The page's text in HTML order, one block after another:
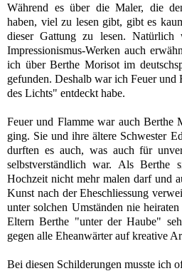
Während es über die Maler, die
haben, viel zu lesen gibt, gibt es
dieser Gattung zu lesen. Natürlich
Impressionismus-Werken auch
ich über Berthe Morisot im
gefunden. Deshalb war ich Feuer
des Lichts" entdeckt habe.
Feuer und Flamme war auch Berthe
ging. Sie und ihre ältere Schwester
durften es auch, was auch für
selbstverständlich war. Als Berthe
Hochzeit nicht mehr malen darf und
Kunst nach der Eheschliessung
unter solchen Umständen nie
Eltern Berthe "unter der Haube"
gegen alle Eheanwärter auf kreative
Bei diesen Schilderungen musste ich